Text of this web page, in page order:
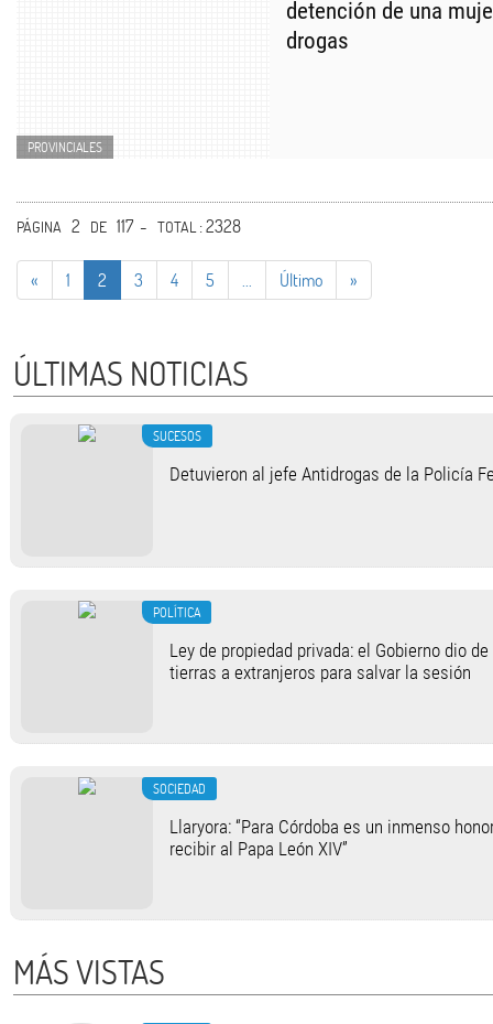
PROVINCIALES
detención de una
drogas
PÁGINA 2 DE 117 - TOTAL: 2328
« 1 2 3 4 5 Último »
ÚLTIMAS NOTICIAS
SUCESOS
Detuvieron al jefe Antidrogas de la Policía
POLÍTICA
Ley de propiedad privada: el Gobierno dio
tierras a extranjeros para salvar la sesión
SOCIEDAD
Llaryora: “Para Córdoba es un inmenso
recibir al Papa León XIV”
MÁS VISTAS